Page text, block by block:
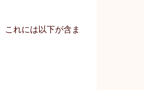
れには以下が含ま